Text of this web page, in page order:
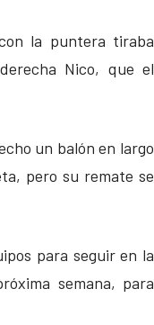
la puntera tiraba
Nico, que el
un balón en largo
pero su remate se
para seguir en la
semana, para